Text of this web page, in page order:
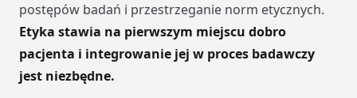
postępów badań i przestrzeganie norm etycznych.
Etyka stawia na pierwszym miejscu dobro
pacjenta i integrowanie jej w proces badawczy
jest niezbędne.